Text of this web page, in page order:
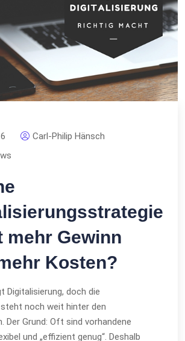
Carl-Philip Hänsch
mehr Gewinn
Kosten?
Digitalisierung, doch die
noch weit hinter den
Der Grund: Oft sind vorhandene
und „effizient genug“. Deshalb